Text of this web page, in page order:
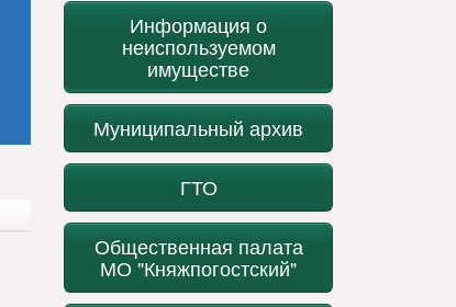
Информация о
неиспользуемом
имуществе
Муниципальный архив
ГТО
Общественная палата
МО "Княжпогостский"